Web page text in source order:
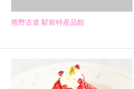
熊野古道 駅前特産品館